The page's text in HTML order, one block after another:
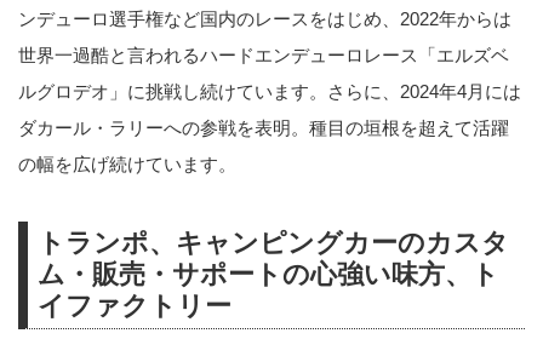
ンデューロ選手権など国内のレースをはじめ、2022年からは
世界一過酷と言われるハードエンデューロレース「エルズベ
ルグロデオ」に挑戦し続けています。さらに、2024年4月には
ダカール・ラリーへの参戦を表明。種目の垣根を超えて活躍
の幅を広げ続けています。
トランポ、キャンピングカーのカスタ
ム・販売・サポートの心強い味方、ト
イファクトリー